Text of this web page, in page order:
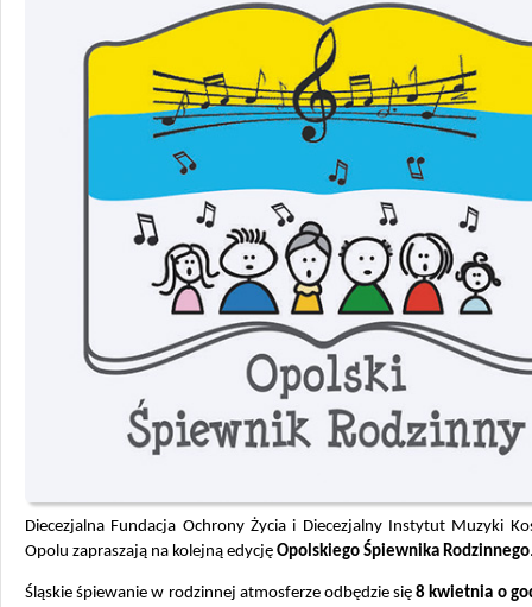
Diecezjalna Fundacja Ochrony Życia i Diecezjalny Instytut Muzyki
Opolu zapraszają na kolejną edycję Opolskiego Śpiewnika Rodzinnego
Śląskie śpiewanie w rodzinnej atmosferze odbędzie się8 kwietnia o